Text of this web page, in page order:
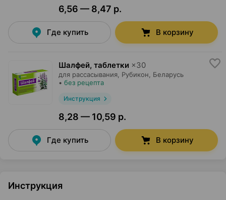
6,56 — 8,47 р.
Где купить В корзину
Шалфей, таблетки ×30
для рассасывания, Рубикон , Беларусь
• без рецепта
Инструкция
8,28 — 10,59 р.
Где купить В корзину
Инструкция